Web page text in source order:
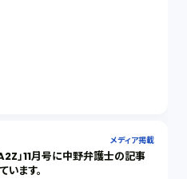
メディア掲載
」11月号に中野弁護士の記事
います。